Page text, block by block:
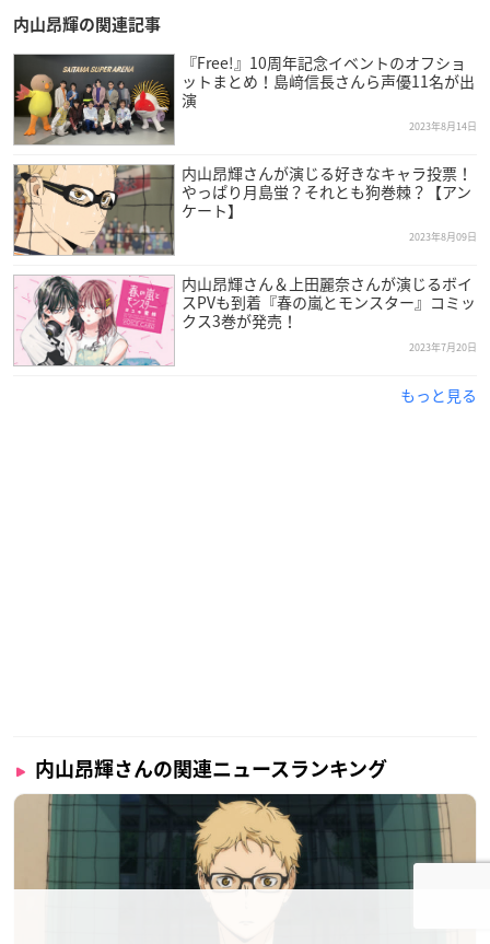
内山昂輝の関連記事
『Free!』10周年記念イベントのオフショ
ットまとめ！島﨑信長さんら声優11名が出
演
2023年8月14日
内山昂輝さんが演じる好きなキャラ投票！
やっぱり月島蛍？それとも狗巻棘？【アン
ケート】
2023年8月09日
内山昂輝さん＆上田麗奈さんが演じるボイ
スPVも到着『春の嵐とモンスター』コミッ
クス3巻が発売！
2023年7月20日
もっと見る
内山昂輝さんの関連ニュースランキング